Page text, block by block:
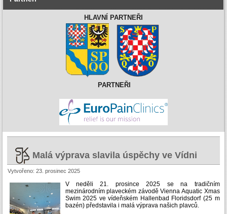
HLAVNÍ PARTNEŘI
PARTNEŘI
Malá výprava slavila úspěchy ve Vídni
Vytvořeno: 23. prosinec 2025
V neděli 21. prosince 2025 se na tradičním
mezinárodním plaveckém závodě Vienna Aquatic Xmas
Swim 2025 ve vídeňském Hallenbad Floridsdorf (25 m
bazén) představila i malá výprava našich plavců.